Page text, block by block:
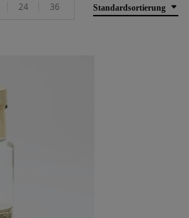
Standardsortierung
24 36